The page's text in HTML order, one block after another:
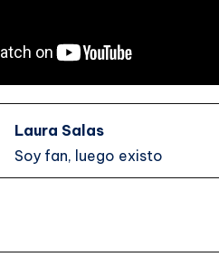
Laura Salas
Soy fan, luego existo